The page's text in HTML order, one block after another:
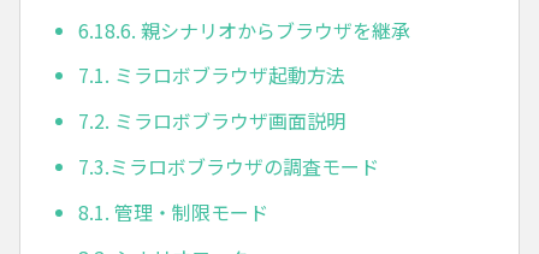
6.18.6. 親シナリオからブラウザを継承
7.1. ミラロボブラウザ起動方法
7.2. ミラロボブラウザ画面説明
7.3.ミラロボブラウザの調査モード
8.1. 管理・制限モード